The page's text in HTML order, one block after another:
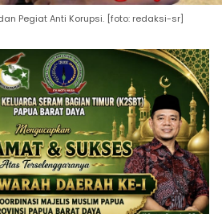
Pegiat Anti Korupsi. [foto: redaksi-sr]